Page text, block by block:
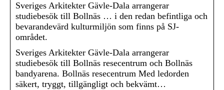
Sveriges Arkitekter Gävle-Dala arrangerar
studiebesök till Bollnäs … i den redan befintliga och
bevarandevärd kulturmiljön som finns på SJ-
området.
Sveriges Arkitekter Gävle-Dala arrangerar
studiebesök till Bollnäs resecentrum och Bollnäs
bandyarena. Bollnäs resecentrum Med ledorden
säkert, tryggt, tillgängligt och bekvämt…